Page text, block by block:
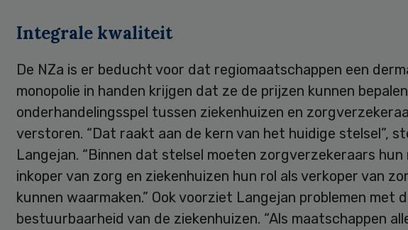
Integrale kwaliteit
De NZa is er beducht voor dat regiomaatschappen een
monopolie in handen krijgen dat ze de prijzen kunnen
onderhandelingsspel tussen ziekenhuizen en
verstoren. “Dat raakt aan de kern van het huidige stelsel”,
Langejan. “Binnen dat stelsel moeten zorgverzekeraars hun
inkoper van zorg en ziekenhuizen hun rol als verkoper van
kunnen waarmaken.” Ook voorziet Langejan problemen met
bestuurbaarheid van de ziekenhuizen. “Als maatschappen